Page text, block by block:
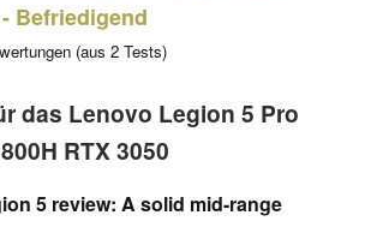
- Befriedigend
(aus 2 Tests)
das Lenovo Legion 5 Pro
RTX 3050
5 review: A solid mid-range